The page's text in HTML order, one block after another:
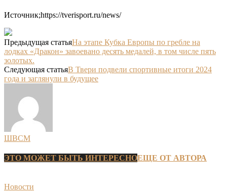
Источник;https://tverisport.ru/news/
Предыдущая статьяНа этапе Кубка Европы по гребле на
лодках «Дракон» завоевано десять медалей, в том числе пять
золотых.
Следующая статьяВ Твери подвели спортивные итоги 2024
года и заглянули в будущее
ШВСМ
ЭТО МОЖЕТ БЫТЬ ИНТЕРЕСНОЕЩЕ ОТ АВТОРА
Новости